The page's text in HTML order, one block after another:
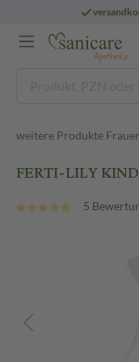
weitere Produkte
FERTI-LILY
5